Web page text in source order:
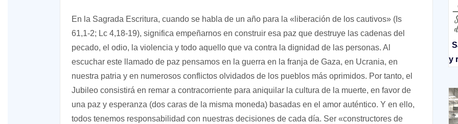
En la Sagrada Escritura, cuando se habla de un año para la «liberación de los cautivos» (Is
61,1-2; Lc 4,18-19), significa empeñarnos en construir esa paz que destruye las cadenas del
pecado, el odio, la violencia y todo aquello que va contra la dignidad de las personas. Al
escuchar este llamado de paz pensamos en la guerra en la franja de Gaza, en Ucrania, en
nuestra patria y en numerosos conflictos olvidados de los pueblos más oprimidos. Por tanto, el
Jubileo consistirá en remar a contracorriente para aniquilar la cultura de la muerte, en favor de
una paz y esperanza (dos caras de la misma moneda) basadas en el amor auténtico. Y en ello,
todos tenemos responsabilidad con nuestras decisiones de cada día. Ser «constructores de
y